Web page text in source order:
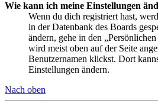
Wie kann ich meine Einstellungen
Wenn du dich registriert hast,
in der Datenbank des Boards
ändern, gehe in den
wird meist oben auf der Seite
Benutzernamen klickst. Dort
Einstellungen ändern.
Nach oben